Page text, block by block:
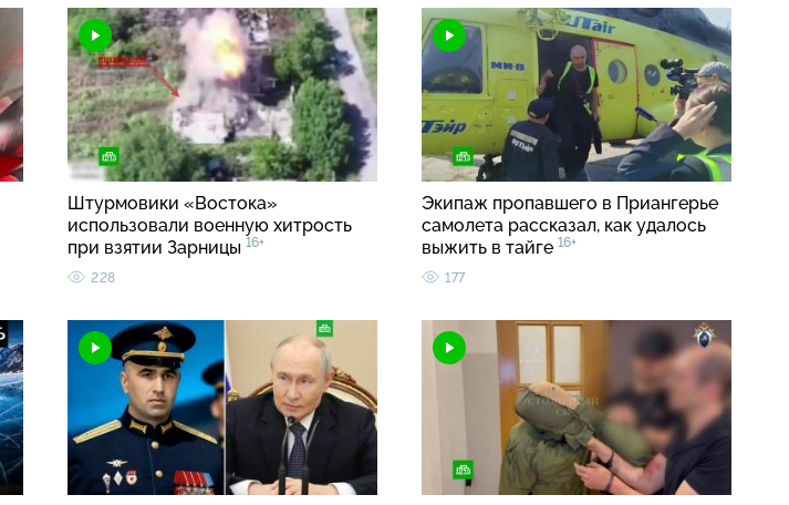
Штурмовики «Востока»
использовали военную хитрость
при взятии Зарницы 16+
228
Экипаж пропавшего в Приангерье
самолета рассказал, как удалось
выжить в тайге 16+
177